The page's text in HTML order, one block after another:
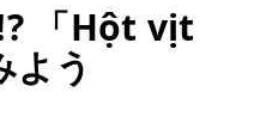
「Hột vịt
う